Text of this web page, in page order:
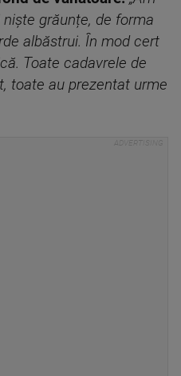
grăunțe, de forma
albăstrui. În mod cert
Toate cadavrele de
toate au prezentat urme